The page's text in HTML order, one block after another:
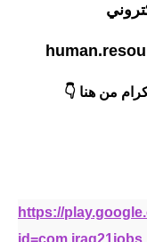
من هنا 👇
https://
id=com.iraq21jobs